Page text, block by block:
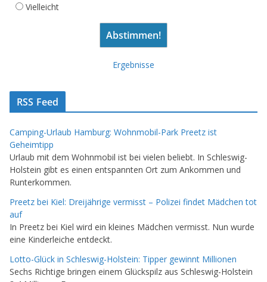
Vielleicht
Ergebnisse
RSS Feed
Camping-Urlaub Hamburg: Wohnmobil-Park Preetz ist
Geheimtipp
Urlaub mit dem Wohnmobil ist bei vielen beliebt. In Schleswig-
Holstein gibt es einen entspannten Ort zum Ankommen und
Runterkommen.
Preetz bei Kiel: Dreijährige vermisst – Polizei findet Mädchen tot
auf
In Preetz bei Kiel wird ein kleines Mädchen vermisst. Nun wurde
eine Kinderleiche entdeckt.
Lotto-Glück in Schleswig-Holstein: Tipper gewinnt Millionen
Sechs Richtige bringen einem Glückspilz aus Schleswig-Holstein